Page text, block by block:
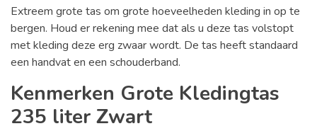
Extreem grote tas om grote hoeveelheden kleding in op te
bergen. Houd er rekening mee dat als u deze tas volstopt
met kleding deze erg zwaar wordt. De tas heeft standaard
een handvat en een schouderband.
Kenmerken Grote Kledingtas
235 liter Zwart